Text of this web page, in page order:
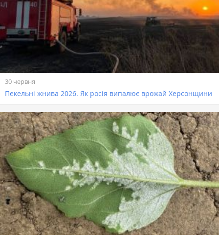
30 червня
Пекельні жнива 2026. Як росія випалює врожай Херсонщини